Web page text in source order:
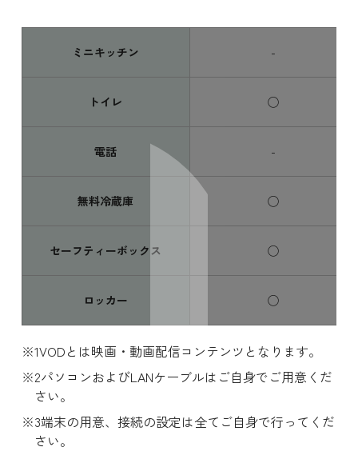
ミニキッチン -
トイレ ◯
電話 -
無料冷蔵庫 ◯
セーフティーボックス ◯
ロッカー ◯
VODとは映画・動画配信コンテンツとなります。
パソコンおよびLANケーブルはご自身でご用意くだ
さい。
端末の用意、接続の設定は全てご自身で行ってくだ
さい。